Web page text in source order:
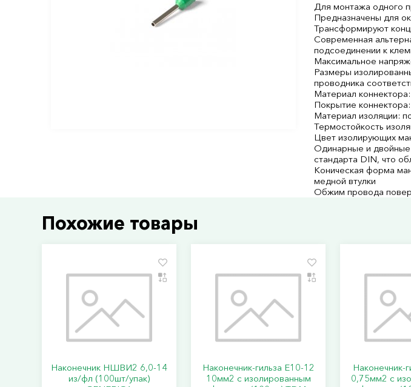
Для монтажа одного
Предназначены для
Трансформируют
Современная
подсоединении к
Максимальное
Размеры
проводника
Материал
Покрытие
Материал изоляции:
Термостойкость
Цвет изолирующих
Одинарные и двойные
стандарта DIN, что
Коническая форма
медной втулки
Обжим провода
Похожие товары
Наконечник НШВИ2 6,0-14
из/фл (100шт/упак)
Наконечник-гильза Е10-12
10мм2 с изолированным
Наконечник-
0,75мм2 с